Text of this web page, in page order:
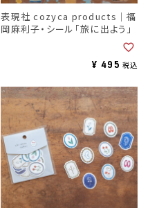
表現社 cozyca products｜福
岡麻利子・シール「旅に出よう」
¥ 495 税込